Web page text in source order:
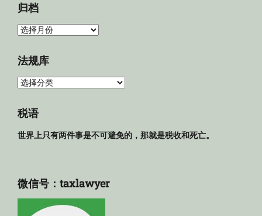
归档
归
法规库
法
库
税语
世界上只有两件事是不可避免的，那就是税收和死亡。
微信号：taxlawyer